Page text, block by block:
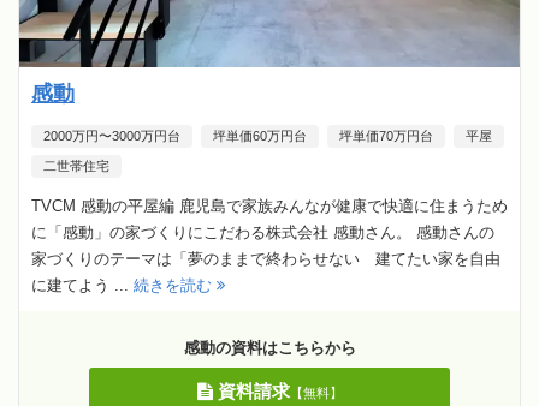
感動
2000万円〜3000万円台 坪単価60万円台 坪単価70万円台 平屋
二世帯住宅
TVCM 感動の平屋編 鹿児島で家族みんなが健康で快適に住まうため
に「感動」の家づくりにこだわる株式会社 感動さん。 感動さんの
家づくりのテーマは「夢のままで終わらせない 建てたい家を自由
に建てよう ... 続きを読む
感動の資料はこちらから
資料請求【無料】